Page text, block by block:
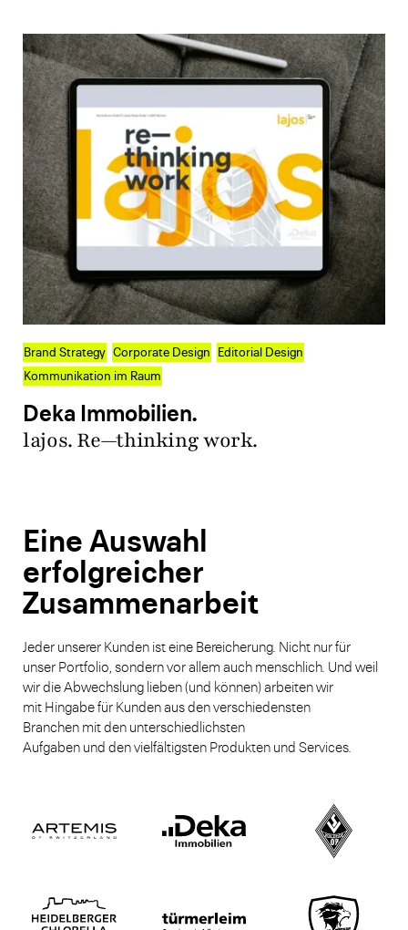
Brand Strategy Corporate Design Editorial Design
Kommunikation im Raum
Deka Immobilien.
lajos. Re—thinking work.
Eine Auswahl
erfolgreicher
Zusammenarbeit
Jeder unserer Kunden ist eine Bereicherung. Nicht nur für
unser Portfolio, sondern vor allem auch menschlich. Und weil
wir die Abwechslung lieben (und können) arbeiten wir
mit Hingabe für Kunden aus den verschiedensten
Branchen mit den unterschiedlichsten
Aufgaben und den vielfältigsten Produkten und Services.